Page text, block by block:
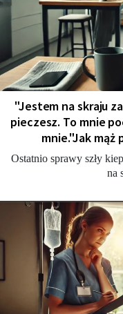
"Jestem na skraju
pieczesz. To mnie
mnie."Jak mąż
Ostatnio sprawy szły
na